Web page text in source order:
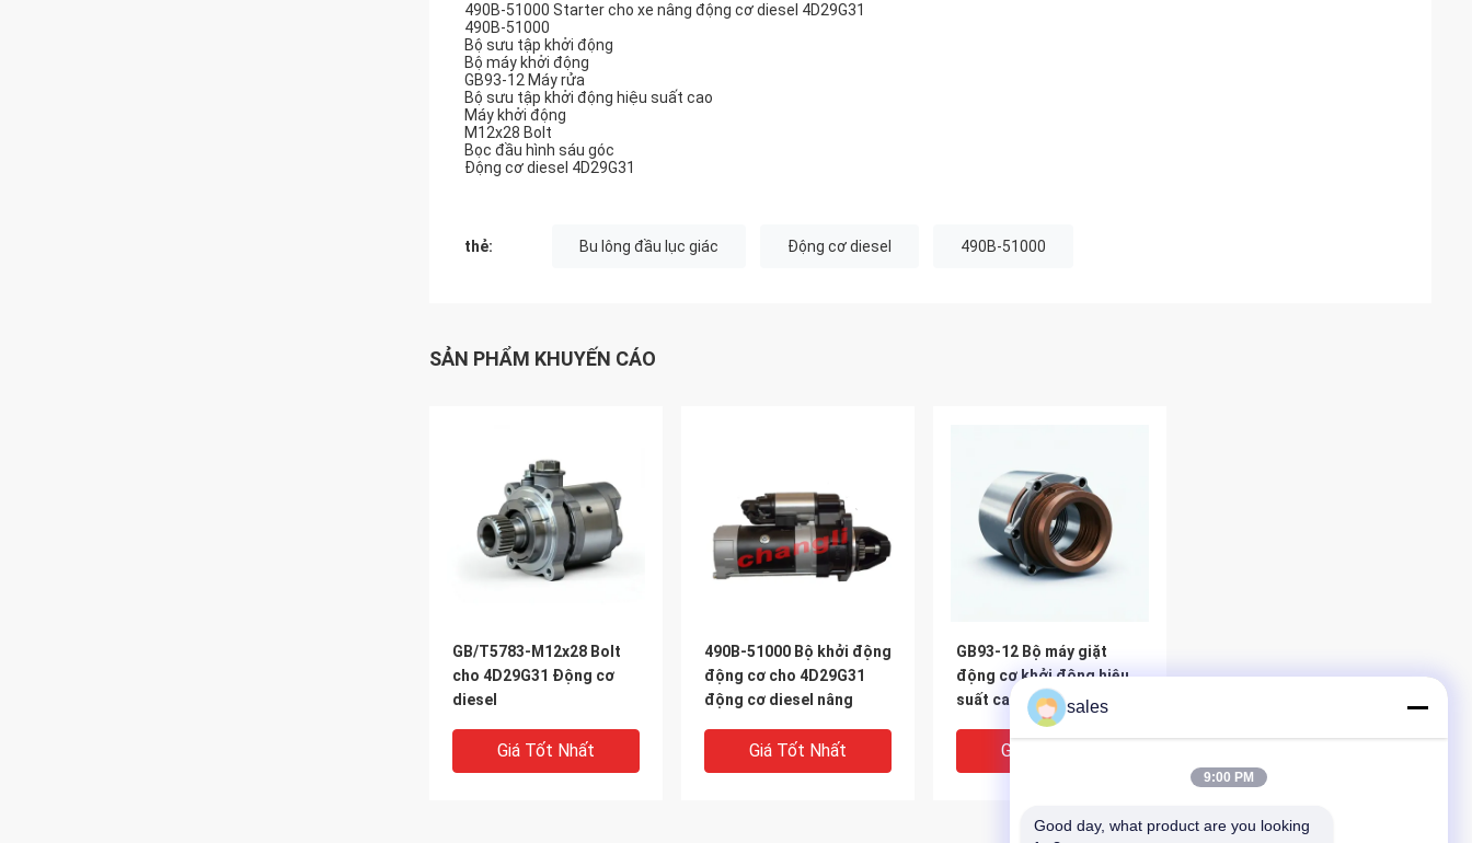
490B-51000 Starter cho xe nâng động cơ diesel 4D29G31
490B-51000
Bộ sưu tập khởi động
Bộ máy khởi động
GB93-12 Máy rửa
Bộ sưu tập khởi động hiệu suất cao
Máy khởi động
M12x28 Bolt
Bọc đầu hình sáu góc
Động cơ diesel 4D29G31
thẻ: Bu lông đầu lục giác Động cơ diesel 490B-51000
SẢN PHẨM KHUYẾN CÁO
GB/T5783-M12x28 Bolt
cho 4D29G31 Động cơ
diesel
Giá Tốt Nhất
490B-51000 Bộ khởi động
động cơ cho 4D29G31
động cơ diesel nâng
Giá Tốt Nhất
GB93-12 Bộ máy giặt
động cơ khởi động hiệu
suất cao
Giá Tốt Nhất
sales
9:00 PM
Good day, what product are you looking